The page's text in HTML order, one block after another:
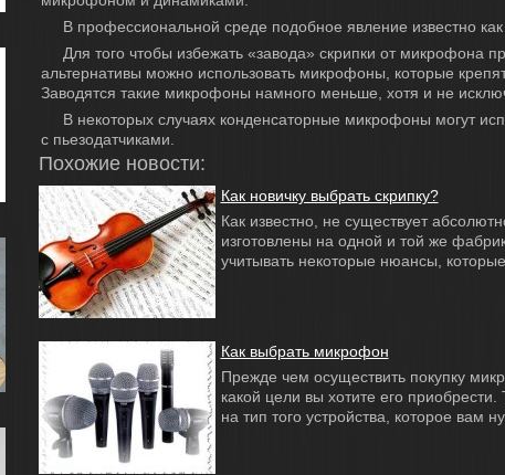
В профессиональной среде подобное явление известно как
Для того чтобы избежать «завода» скрипки от микрофона
альтернативы можно использовать микрофоны, которые
Заводятся такие микрофоны намного меньше, хотя и не
В некоторых случаях конденсаторные микрофоны могут
с пьезодатчиками.
Похожие новости:
Как новичку выбрать скрипку?
Как известно, не существует
изготовлены на одной и той же
учитывать некоторые нюансы, которые
Как выбрать микрофон
Прежде чем осуществить покупку
какой цели вы хотите его приобрести.
на тип того устройства, которое вам